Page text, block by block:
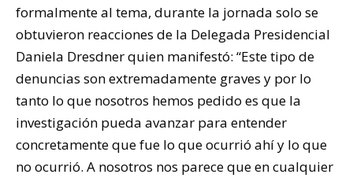
formalmente al tema, durante la jornada solo se
obtuvieron reacciones de la Delegada Presidencial
Daniela Dresdner quien manifestó: “Este tipo de
denuncias son extremadamente graves y por lo
tanto lo que nosotros hemos pedido es que la
investigación pueda avanzar para entender
concretamente que fue lo que ocurrió ahí y lo que
no ocurrió. A nosotros nos parece que en cualquier